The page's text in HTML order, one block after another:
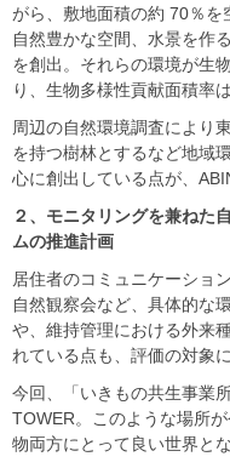
がら、敷地面積の約 70％を
自然豊かな空間、水景を作
を創出。それらの環境が生
り、生物多様性貢献面積率
周辺の自然環境調査により
を持つ樹林とするなど地域
心に創出している点が、
２、モニタリングを兼ねた
ムの推進計画
居住者のコミュニケーショ
自然観察会など、具体的な
や、維持管理における外来
れている点も、評価の対象
今回、「いきもの共生事業
TOWER。このような場所
物両方にとって良い世界と